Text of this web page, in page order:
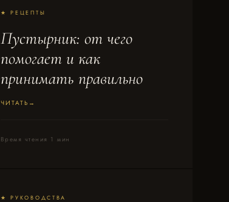
★ РЕЦЕПТЫ
Пустырник: от чего
помогает и как
принимать правильно
ЧИТАТЬ
Время чтения 1 мин
★ РУКОВОДСТВА